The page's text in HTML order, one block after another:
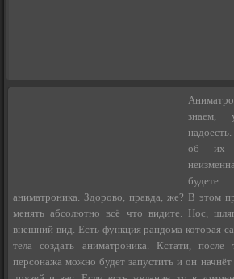
знаем,
об их
аниматроника. Здорово, правда, же? В этом
менять абсолютно всё что видите. Нос,
внешний вид. Есть функция рандома которая
тела создать аниматроника. Кстати, после
персонажа можно будет запустить и он